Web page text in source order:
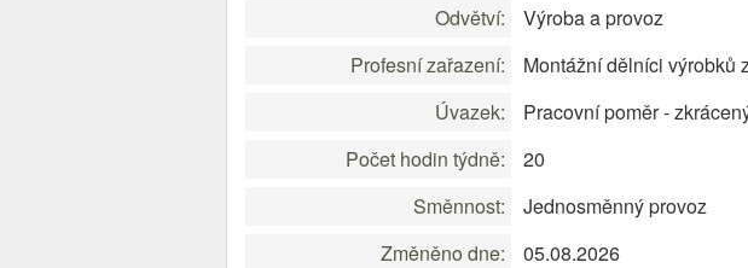
Odvětví:
Výroba a provoz
Profesní zařazení:
Montážní dělníci výrobků
Úvazek:
Pracovní poměr -
Počet hodin týdně:
20
Směnnost:
Jednosměnný provoz
Změněno dne:
05.08.2026